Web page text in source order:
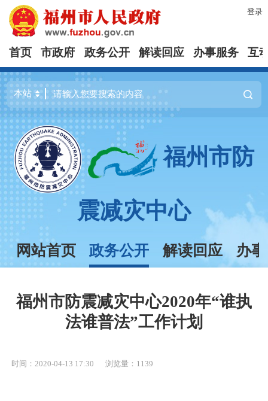
登录
首页 市政府 政务公开 解读回应 办事服务 互
福州市防
震减灾中心
网站首页 政务公开 解读回应 办
福州市防震减灾中心2020年“谁执
法谁普法”工作计划
时间：2020-04-13 17:30 浏览量：1139